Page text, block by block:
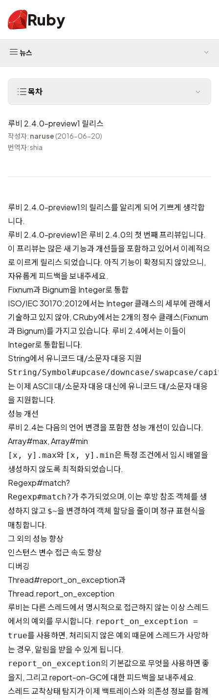
Ruby
뉴스
목차
루비 2.4.0-preview1 릴리스
작성자: naruse (2016-06-20)
번역자: shia
루비 2.4.0-preview1의 릴리스를 알리게 되어 기쁘게 생각합
니다.
루비 2.4.0-preview1은 루비 2.4.0의 첫 번째 프리뷰입니다.
이 프리뷰는 많은 새 기능과 개선들을 포함하고 있어서 이례적으
로 이르게 릴리스 되었습니다. 아직 기능이 확정되지 않았으니,
자유롭게 피드백을 보내주세요.
Fixnum과 Bignum을 Integer로 통합
ISO/IEC 30170:2012에서는 Integer 클래스의 세부에 관해서
기술하고 있지 않아, CRuby에서는 2개의 정수 클래스(Fixnum
과 Bignum)를 가지고 있습니다. 루비 2.4에서는 이들이
Integer로 통합됩니다.
String에서 유니코드 대/소문자 대응 지원
String/Symbol#upcase/downcase/swapcase/
는 이제 ASCII 대/소문자 대응 대신에 유니코드 대/소문자 대응
을 지원합니다.
성능 개선
루비 2.4는 다음의 언어 변경을 포함한 성능 개선이 있습니다.
Array#max, Array#min
[x, y].max와 [x, y].min은 특정 조건에서 임시 배열을
생성하지 않도록 최적화되었습니다.
Regexp#match?
Regexp#match?가 추가되었으며, 이는 후방 참조 객체를 생
성하지 않고 $~을 변경하여 객체 할당을 줄이며 정규 표현식을
매칭합니다.
그 외의 성능 향상
인스턴스 변수 접근 속도 향상
디버깅
Thread#report_on_exception과
Thread.report_on_exception
루비는 다른 스레드에서 명시적으로 접근하지 않는 이상 스레드
에서의 예외를 무시합니다. report_on_exception =
true를 사용하면, 처리되지 않은 예외 때문에 스레드가 사망하
는 경우, 알림을 받을 수 있게 됩니다.
report_on_exception의 기본값으로 무엇을 사용하면 좋
을지, 그리고 report-on-GC에 대한 피드백을 보내주세요.
스레드 교착상태 탐지가 이제 백트레이스와 의존성 정보를 함께